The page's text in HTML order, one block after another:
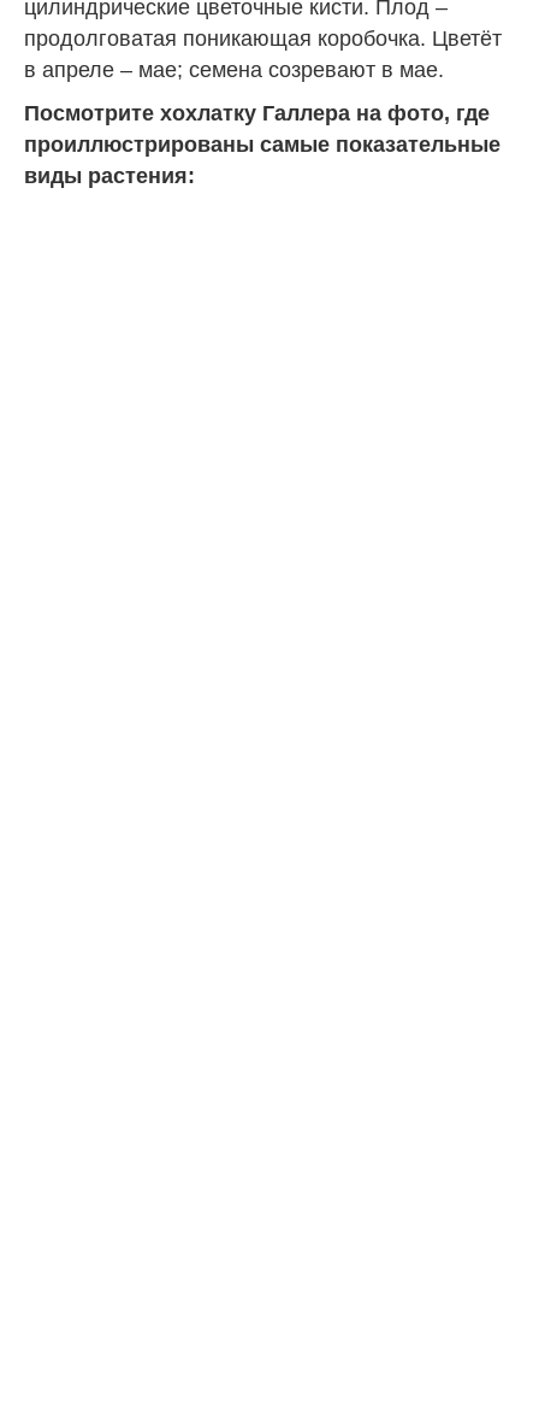
цилиндрические цветочные кисти. Плод –
продолговатая поникающая коробочка. Цветёт
в апреле – мае; семена созревают в мае.
Посмотрите хохлатку Галлера на фото, где
проиллюстрированы самые показательные
виды растения: